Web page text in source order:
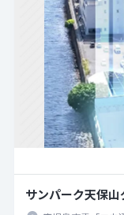
サンパーク天保山